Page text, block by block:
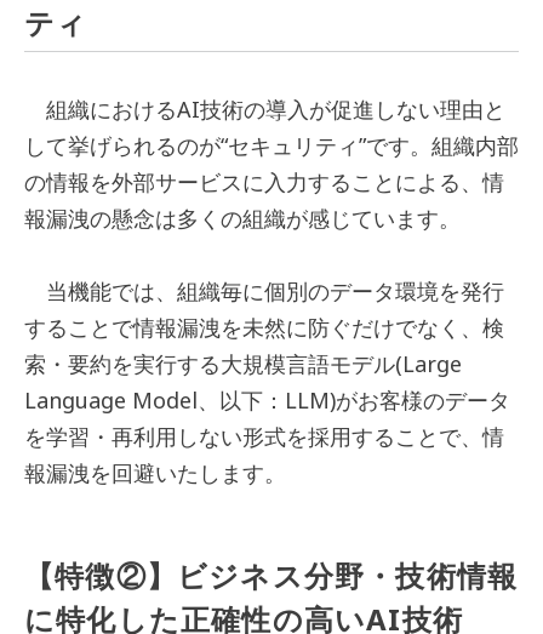
ティ
組織におけるAI技術の導入が促進しない理由と
して挙げられるのが“セキュリティ”です。組織内部
の情報を外部サービスに入力することによる、情
報漏洩の懸念は多くの組織が感じています。
当機能では、組織毎に個別のデータ環境を発行
することで情報漏洩を未然に防ぐだけでなく、検
索・要約を実行する大規模言語モデル(Large
Language Model、以下：LLM)がお客様のデータ
を学習・再利用しない形式を採用することで、情
報漏洩を回避いたします。
【特徴②】ビジネス分野・技術情報
に特化した正確性の高いAI技術